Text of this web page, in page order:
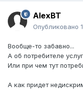
AlexBT
Опубликовано
Вообще-то забавно...
А об потребителе
Или при чем тут
А как придет